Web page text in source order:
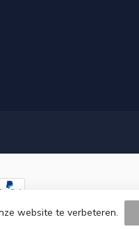
website te verbeteren.